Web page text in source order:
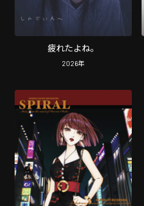
疲れたよね。
2026年